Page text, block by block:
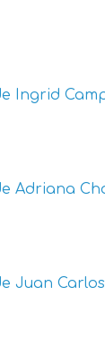
Ingrid
Adriana
Juan